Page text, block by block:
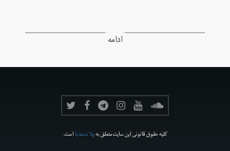
ادامه
کلیه حقوق قانونی این سایت متعلق بهولانت‌مدیااست.